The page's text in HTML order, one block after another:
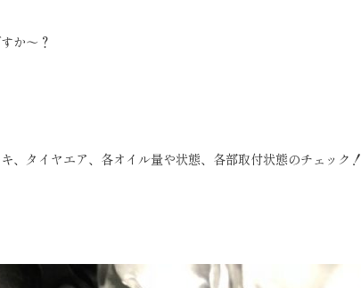
か〜？
、タイヤエア、各オイル量や状態、各部取付状態のチェック！